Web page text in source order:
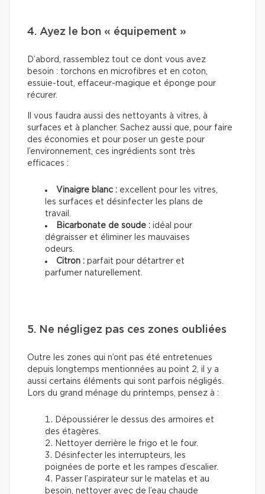
4. Ayez le bon « équipement »
D’abord, rassemblez tout ce dont vous avez
besoin : torchons en microfibres et en coton,
essuie-tout, effaceur-magique et éponge pour
récurer.
Il vous faudra aussi des nettoyants à vitres, à
surfaces et à plancher. Sachez aussi que, pour faire
des économies et pour poser un geste pour
l’environnement, ces ingrédients sont très
efficaces :
Vinaigre blanc : excellent pour les vitres,
les surfaces et désinfecter les plans de
travail.
Bicarbonate de soude : idéal pour
dégraisser et éliminer les mauvaises
odeurs.
Citron : parfait pour détartrer et
parfumer naturellement.
5. Ne négligez pas ces zones oubliées
Outre les zones qui n’ont pas été entretenues
depuis longtemps mentionnées au point 2, il y a
aussi certains éléments qui sont parfois négligés.
Lors du grand ménage du printemps, pensez à :
Dépoussiérer le dessus des armoires et
des étagères.
Nettoyer derrière le frigo et le four.
Désinfecter les interrupteurs, les
poignées de porte et les rampes d’escalier.
Passer l’aspirateur sur le matelas et au
besoin, nettoyer avec de l’eau chaude